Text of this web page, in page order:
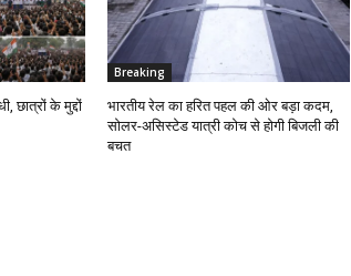
छात्रों के मुद्दों
Breaking
भारतीय रेल का हरित पहल की ओर बड़ा कदम,
सोलर-असिस्टेड यात्री कोच से होगी बिजली की
बचत